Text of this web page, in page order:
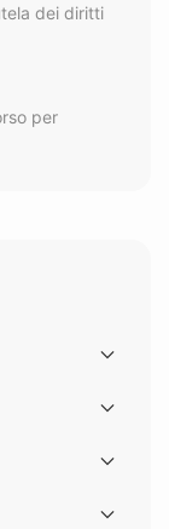
dei diritti
per